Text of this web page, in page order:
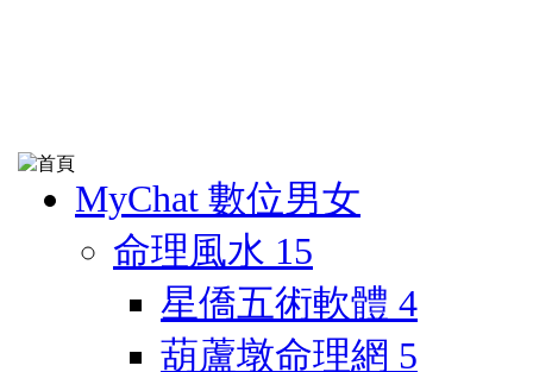
MyChat 數位男女
命理風水 15
星僑五術軟體 4
葫蘆墩命理網 5